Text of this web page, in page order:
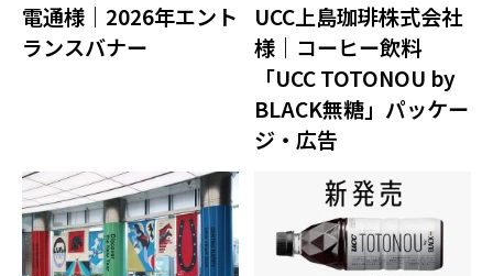
電通様｜2026年エント
ランスバナー
UCC上島珈琲株式会社
様｜コーヒー飲料
「UCC TOTONOU by
BLACK無糖」パッケー
ジ・広告